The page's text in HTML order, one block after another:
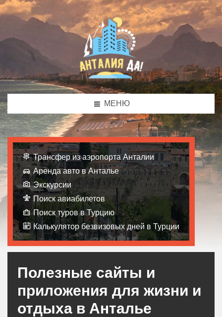
МЕНЮ
Трансфер из аэропорта Анталии
Аренда авто в Анталье
Экскурсии
Поиск авиабилетов
Поиск туров в Турцию
Калькулятор безвизовых дней в Турции
Полезные сайты и
приложения для жизни и
отдыха в Анталье